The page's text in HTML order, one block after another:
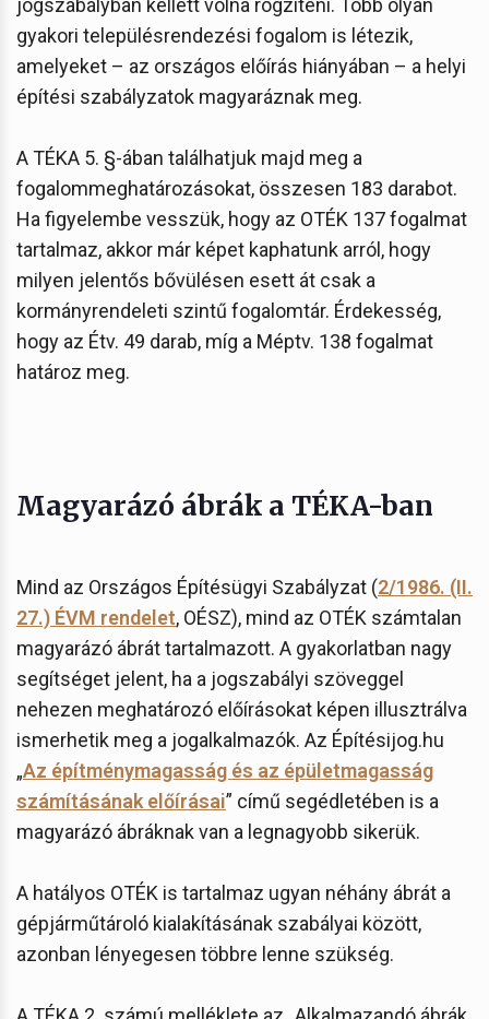
jogszabályban kellett volna rögzíteni. Több olyan
gyakori településrendezési fogalom is létezik,
amelyeket – az országos előírás hiányában – a helyi
építési szabályzatok magyaráznak meg.
A TÉKA 5. §-ában találhatjuk majd meg a
fogalommeghatározásokat, összesen 183 darabot.
Ha figyelembe vesszük, hogy az OTÉK 137 fogalmat
tartalmaz, akkor már képet kaphatunk arról, hogy
milyen jelentős bővülésen esett át csak a
kormányrendeleti szintű fogalomtár. Érdekesség,
hogy az Étv. 49 darab, míg a Méptv. 138 fogalmat
határoz meg.
Magyarázó ábrák a TÉKA-ban
Mind az Országos Építésügyi Szabályzat (2/1986. (II.
27.) ÉVM rendelet, OÉSZ), mind az OTÉK számtalan
magyarázó ábrát tartalmazott. A gyakorlatban nagy
segítséget jelent, ha a jogszabályi szöveggel
nehezen meghatározó előírásokat képen illusztrálva
ismerhetik meg a jogalkalmazók. Az Építésijog.hu
„Az építménymagasság és az épületmagasság
számításának előírásai” című segédletében is a
magyarázó ábráknak van a legnagyobb sikerük.
A hatályos OTÉK is tartalmaz ugyan néhány ábrát a
gépjárműtároló kialakításának szabályai között,
azonban lényegesen többre lenne szükség.